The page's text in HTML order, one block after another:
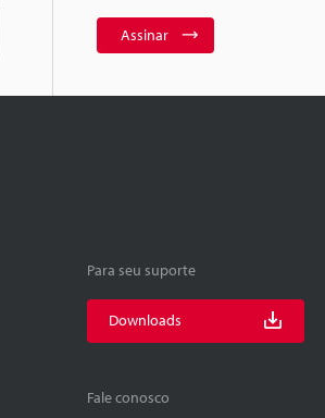
Assinar
Para seu suporte
Downloads
Fale conosco